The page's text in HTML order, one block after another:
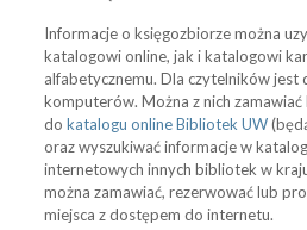
Informacje o księgozbiorze można
katalogowi online, jak i katalogowi
alfabetycznemu. Dla czytelników jest
komputerów. Można z nich zamawiać
dokatalogu online Bibliotek UW
oraz wyszukiwać informacje w
internetowych innych bibliotek w
można zamawiać, rezerwować lub
miejsca z dostępem do internetu.